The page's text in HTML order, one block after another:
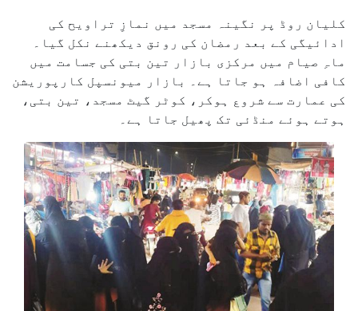
کلیان روڈ پر نگینہ مسجد میں نمازِ تراویح کی
ادائیگی کے بعد رمضان کی رونق دیکھنے نکل گیا۔
ماہِ صیام میں مرکزی بازار تین بتی کی جسامت میں
کافی اضافہ ہو جاتا ہے۔ بازار میونسپل کارپوریشن
کی عمارت سے شروع ہوکر، کوٹر گیٹ مسجد، تین بتی،
ہوتے ہوئے منڈئی تک پھیل جاتا ہے۔